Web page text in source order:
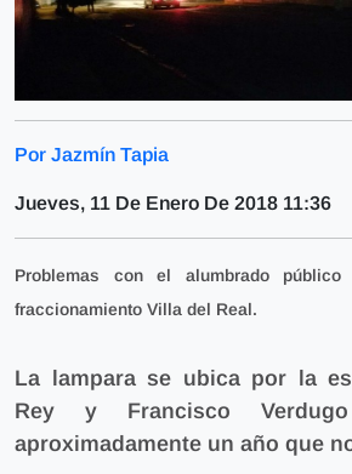
Por Jazmín Tapia
Jueves, 11 De Enero De 2018 11:36
Problemas con el alumbrado
fraccionamiento Villa del Real.
La lampara se ubicapor la
Rey y Francisco
aproximadamente un año que